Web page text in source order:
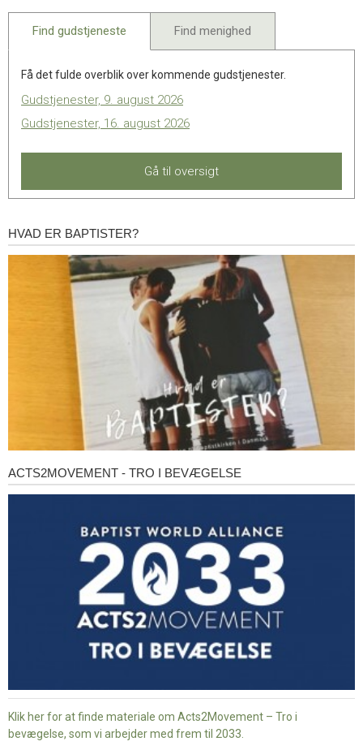
2022
Find gudstjeneste Find menighed
Få det fulde overblik over kommende gudstjenester.
Gudstjenester, 9. august 2026
Gudstjenester, 16. august 2026
Gå til oversigt
Hvad
HVAD ER BAPTISTER?
Acts2Movement
ACTS2MOVEMENT - TRO I BEVÆGELSE
Klik her for at finde materiale om Acts2Movement – Tro i
bevægelse, som vi arbejder med frem til 2033.